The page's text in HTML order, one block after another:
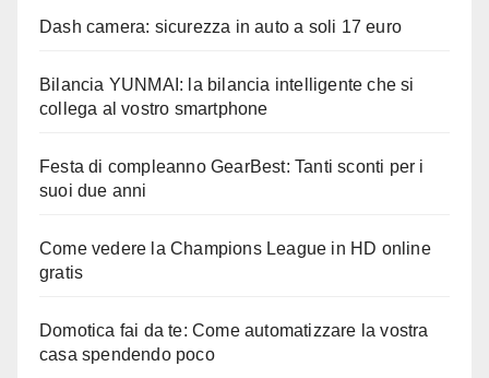
Dash camera: sicurezza in auto a soli 17 euro
Bilancia YUNMAI: la bilancia intelligente che si
collega al vostro smartphone
Festa di compleanno GearBest: Tanti sconti per i
suoi due anni
Come vedere la Champions League in HD online
gratis
Domotica fai da te: Come automatizzare la vostra
casa spendendo poco